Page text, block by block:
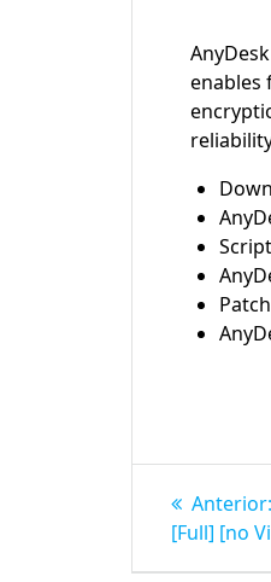
enables
de
Anterior:
[Full] [no